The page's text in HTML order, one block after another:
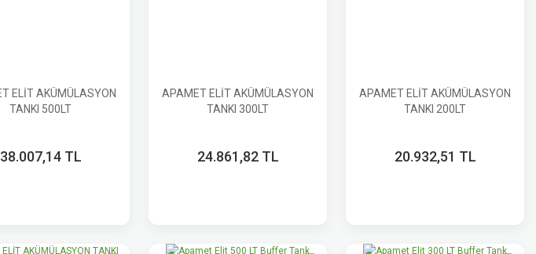
ELİT AKÜMÜLASYON
TANKI 500LT
38.007,14 TL
APAMET ELİT AKÜMÜLASYON
TANKI 300LT
24.861,82 TL
APAMET ELİT AKÜMÜLASYON
TANKI 200LT
20.932,51 TL